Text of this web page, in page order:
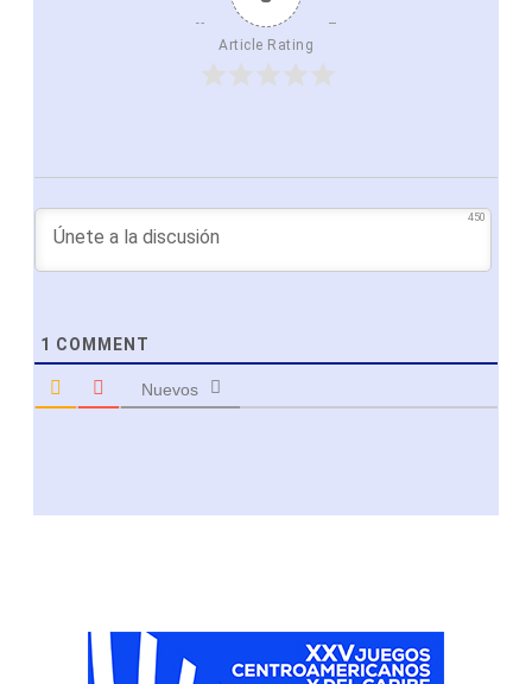
Article Rating
450
1 COMMENT
Nuevos